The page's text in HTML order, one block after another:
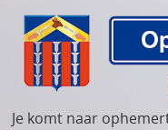
naar
inhoud
Je komt naar